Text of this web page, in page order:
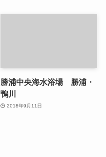
勝浦中央海水浴場 勝浦・
鴨川
2018年9月11日